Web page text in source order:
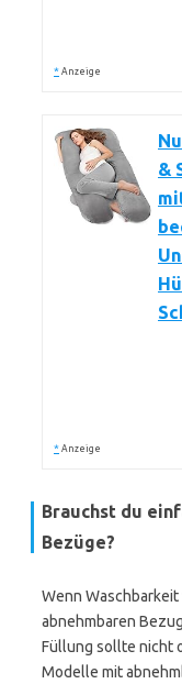
* Anzeige
&
* Anzeige
Brauchst du
Bezüge?
Wenn
abnehmbaren
Füllung sollte nicht
Modelle mit